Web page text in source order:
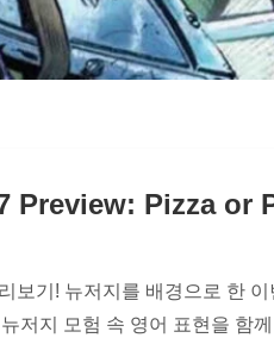
Preview: Pizza or
보기! 뉴저지를 배경으로 한
저지 모험 속 영어 표현을 함